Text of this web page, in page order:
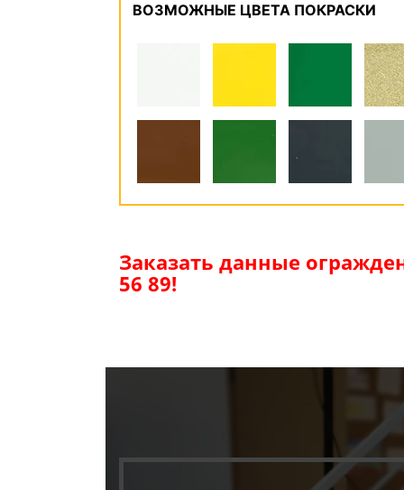
ВОЗМОЖНЫЕ ЦВЕТА ПОКРАСКИ
Заказать данные
56 89!